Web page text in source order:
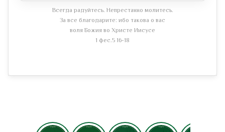
Всегда радуйтесь. Непрестанно молитесь.
За все благодарите: ибо такова о вас
воля Божия во Христе Иисусе
1 фес.5 16-18